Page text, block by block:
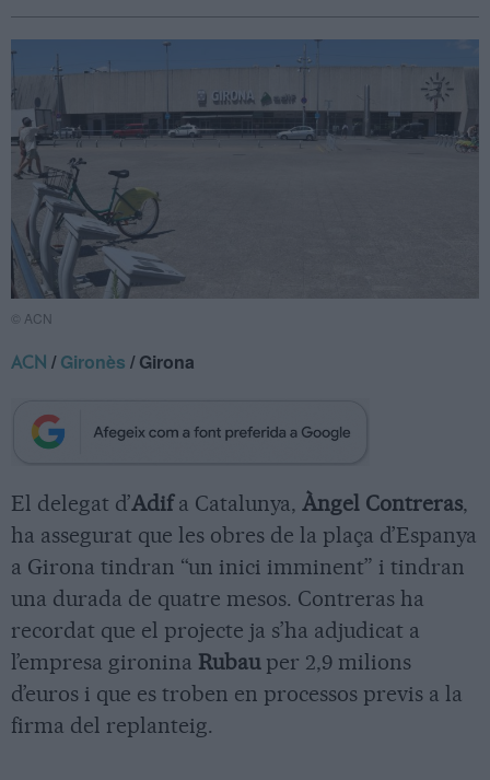
© ACN
ACN /Gironès / Girona
El delegat d’Adifa Catalunya, Àngel Contreras,
ha assegurat que les obres de la plaça d’Espanya
a Girona tindran “un inici imminent” i tindran
una durada de quatre mesos. Contreras ha
recordat que el projecte ja s’ha adjudicat a
l’empresa gironina Rubauper 2,9 milions
d’euros i que es troben en processos previs a la
firma del replanteig.